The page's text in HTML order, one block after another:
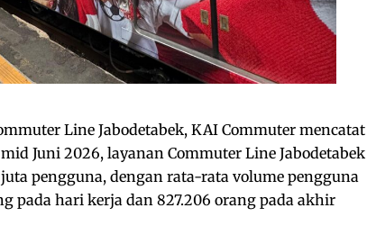
Line Jabodetabek, KAI Commuter mencatat
Juni 2026, layanan Commuter Line Jabodetabek
pengguna, dengan rata-rata volume pengguna
pada hari kerja dan 827.206 orang pada akhir